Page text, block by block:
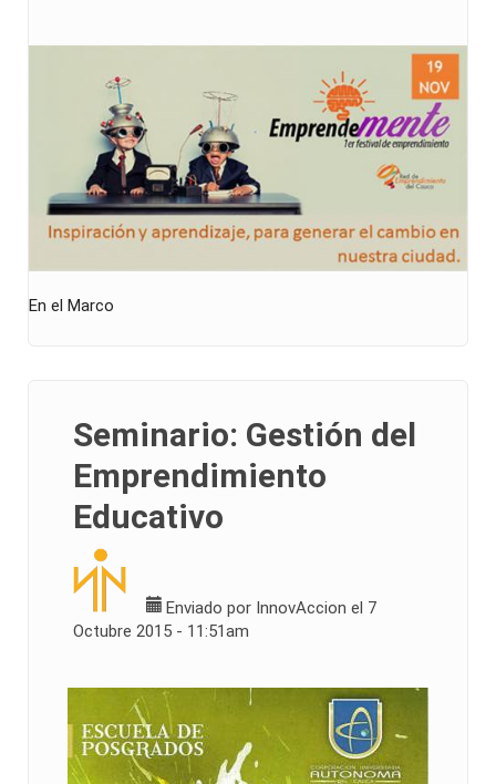
En el Marco
Seminario: Gestión del
Emprendimiento
Educativo
Enviado por InnovAccion el 7
Octubre 2015 - 11:51am